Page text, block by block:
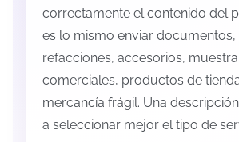
correctamente el contenido del
es lo mismo enviar documentos,
refacciones, accesorios,
comerciales, productos de
mercancía frágil. Una
a seleccionar mejor el tipo de